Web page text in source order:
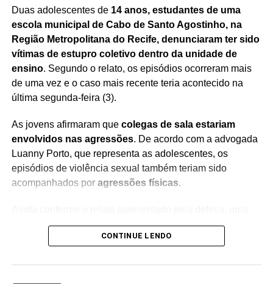
Duas adolescentes de 14 anos, estudantes de uma
escola municipal de Cabo de Santo Agostinho, na
Região Metropolitana do Recife, denunciaram ter sido
vítimas de estupro coletivo dentro da unidade de
ensino. Segundo o relato, os episódios ocorreram mais
de uma vez e o caso mais recente teria acontecido na
última segunda-feira (3).
As jovens afirmaram que colegas de sala estariam
envolvidos nas agressões. De acordo com a advogada
Luanny Porto, que representa as adolescentes, os
episódios de violência sexual também teriam sido
acompanhados por agressões físicas.
das situações teria ocorrido durante o intervalo. As
adolescentes estariam na sala de aula quando, segundo
lanchavam.
CONTINUE LENDO